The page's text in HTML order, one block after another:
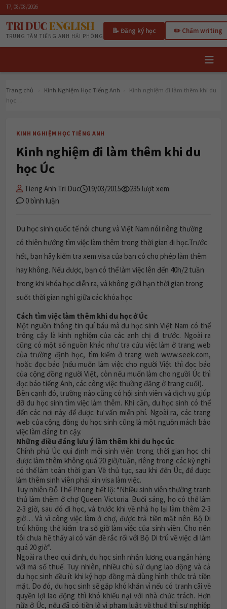
T7, 08/08/2026
TRI DUCENGLISH
TRUNG TÂM TIẾNG ANH HẢI PHÒNG
📝 Đăng ký học ✏️ Chấm writing
Trang chủ Kinh Nghiệm Học Tiếng Anh
Kinh nghiệm đi làm thêm khi du
học…
KINH NGHIỆM HỌC TIẾNG ANH
Kinh nghiệm đi làm thêm khi du
học Úc
Tieng Anh Tri Duc 19/03/2015
235 lượt xem
0 bình luận
Du học sinh quốc tế nói chung và Việt Nam nói riêng thường
có thiên hướng tìm việc làm thêm trong thời gian đi học.Trước
hết, bạn hãy kiểm tra xem visa của bạn có cho phép làm thêm
hay không. Nếu được, bạn có thể làm việc lên đến 40h/2 tuần
trong khi khóa học diễn ra, và không giới hạn thời gian trong
suốt thời gian nghỉ giữa các khóa học
Cách tìm việc làm thêm khi du học ở Úc
Một nguồn thông tin quí báu mà du học sinh Việt Nam có thể
trông cậy là kinh nghiệm của các anh chị đi trước. Ngoài ra
cũng có một số nguồn khác như tra cứu việc làm ở trang web
của trường định học, tìm kiếm ở trang web www.seek.com,
hoặc đọc báo (nếu muốn làm việc cho người Việt thì đọc báo
của cộng đồng người Việt, còn nếu muốn làm cho người Úc thì
đọc báo tiếng Anh, các công việc thường đăng ở trang cuối).
Bên cạnh đó, trường nào cũng có hội sinh viên và dịch vụ giúp
đỡ du học sinh tìm việc làm thêm. Khi cần, du học sinh có thể
đến các nơi này để được tư vấn miễn phí. Ngoài ra, các trang
web của cộng đồng du học sinh cũng là một nguồn mách bảo
việc làm đáng tin cậy.
Những điều đáng lưu ý làm thêm khi du học úc
Chính phủ Úc qui định mỗi sinh viên trong thời gian học chỉ
được làm thêm không quá 20 giờ/tuần, riêng trong các kỳ nghỉ
có thể làm toàn thời gian. Về thủ tục, sau khi đến Úc, để được
làm thêm sinh viên phải xin visa làm việc.
Tuy nhiên Đỗ Thế Phong tiết lộ: “Nhiều sinh viên thường tranh
thủ làm thêm ở chợ Queen Victoria. Buổi sáng, họ có thể làm
2-3 giờ, sau đó đi học, và trước khi về nhà họ lại làm thêm 2-3
giờ… Và vì công việc làm ở chợ, được trả tiền mặt nên Bộ Di
trú không thể kiểm tra số giờ làm việc của sinh viên. Cho nên
tôi chưa hề thấy ai có vấn đề rắc rối với Bộ Di trú về việc đi làm
quá 20 giờ”.
Ngoài ra theo qui định, du học sinh nhận lương qua ngân hàng
với mã số thuế. Tuy nhiên, nhiều chủ sử dụng lao động và cả
du học sinh đều ít khi ký hợp đồng mà dùng hình thức trả tiền
mặt. Do đó, du học sinh sẽ gặp khó khăn vì nếu có tranh cãi về
quyền lợi lao động thì khó khiếu nại với nhà chức trách. Hơn
nữa ở Úc, nếu đã có tiền lệ vi phạm luật về thuế thì sự nghiệp